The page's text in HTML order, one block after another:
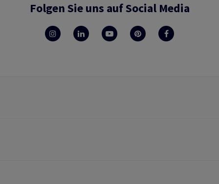
Folgen Sie uns auf Social Media